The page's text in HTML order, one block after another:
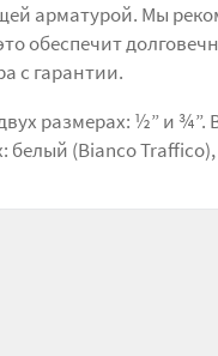
арматурой. Мы
обеспечит
с гарантии.
размерах: ½” и ¾”.
белый (Bianco